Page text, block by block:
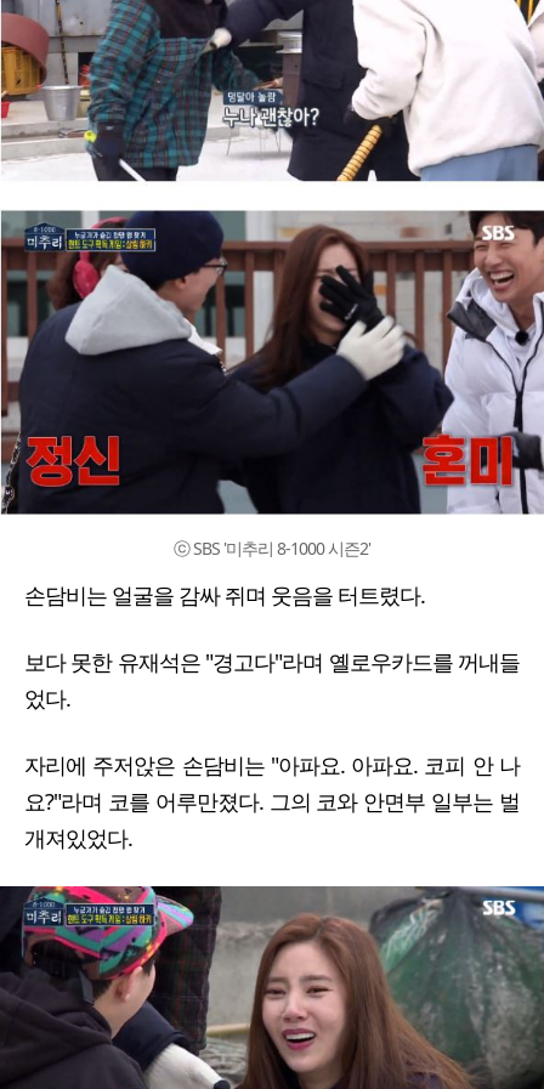
ⓒ SBS '미추리 8-1000 시즌2'
손담비는 얼굴을 감싸 쥐며 웃음을 터트렸다.
보다 못한 유재석은 "경고다"라며 옐로우카드를 꺼내들
었다.
자리에 주저앉은 손담비는 "아파요. 아파요. 코피 안 나
요?"라며 코를 어루만졌다. 그의 코와 안면부 일부는 벌
개져있었다.